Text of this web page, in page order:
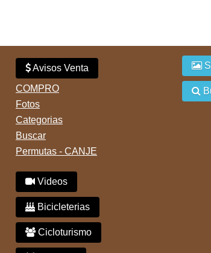
Avisos Venta
COMPRO
Fotos
Categorias
Buscar
Permutas - CANJE
Videos
Bicicleterias
Cicloturismo